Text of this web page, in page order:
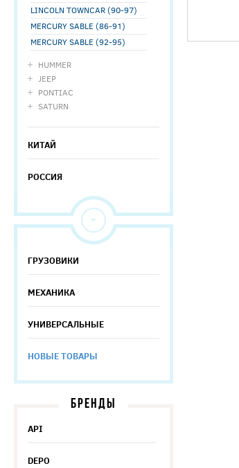
LINCOLN TOWNCAR (90-97)
MERCURY SABLE (86-91)
MERCURY SABLE (92-95)
HUMMER
JEEP
PONTIAC
SATURN
КИТАЙ
РОССИЯ
ГРУЗОВИКИ
МЕХАНИКА
УНИВЕРСАЛЬНЫЕ
НОВЫЕ ТОВАРЫ
БРЕНДЫ
API
DEPO